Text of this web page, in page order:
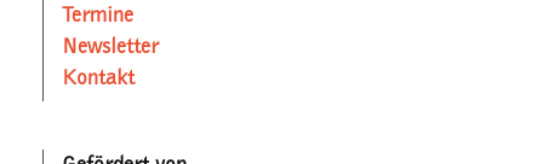
Termine
Newsletter
Kontakt